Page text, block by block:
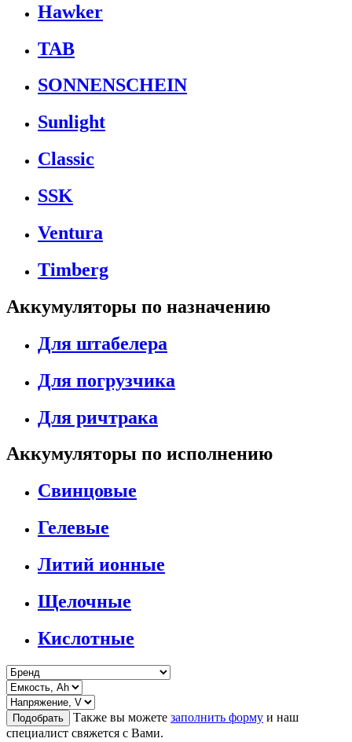
Hawker
TAB
SONNENSCHEIN
Sunlight
Classic
SSK
Ventura
Timberg
Аккумуляторы по назначению
Для штабелера
Для погрузчика
Для ричтрака
Аккумуляторы по исполнению
Свинцовые
Гелевые
Литий ионные
Щелочные
Кислотные
Подобрать Также вы можете заполнить форму и наш
специалист свяжется с Вами.